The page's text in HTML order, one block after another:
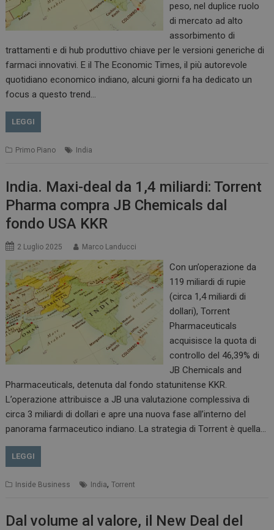
peso, nel duplice ruolo
di mercato ad alto
assorbimento di
trattamenti e di hub produttivo chiave per le versioni generiche di
farmaci innovativi. E il The Economic Times, il più autorevole
quotidiano economico indiano, alcuni giorni fa ha dedicato un
focus a questo trend…
LEGGI
Primo Piano India
India. Maxi-deal da 1,4 miliardi: Torrent
Pharma compra JB Chemicals dal
fondo USA KKR
2 Luglio 2025 Marco Landucci
Con un’operazione da
119 miliardi di rupie
(circa 1,4 miliardi di
dollari), Torrent
Pharmaceuticals
acquisisce la quota di
controllo del 46,39% di
JB Chemicals and
Pharmaceuticals, detenuta dal fondo statunitense KKR.
L’operazione attribuisce a JB una valutazione complessiva di
circa 3 miliardi di dollari e apre una nuova fase all’interno del
panorama farmaceutico indiano. La strategia di Torrent è quella…
LEGGI
Inside Business India,Torrent
Dal volume al valore, il New Deal del